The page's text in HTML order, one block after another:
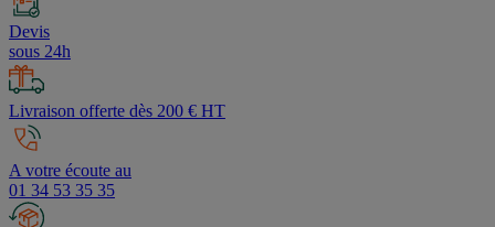
Devis
sous 24h
Livraison offerte dès 200 € HT
A votre écoute au
01 34 53 35 35